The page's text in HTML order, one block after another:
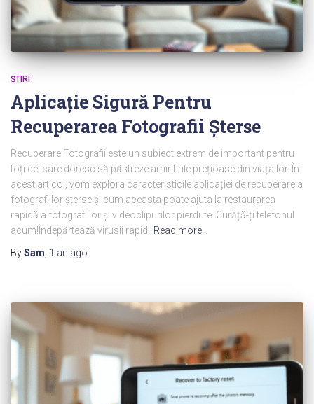
ŞTIRI
Aplicație Sigură Pentru
Recuperarea Fotografii Șterse
Recuperare Fotografii este un subiect extrem de important pentru
toți cei care doresc să păstreze amintirile prețioase din viața lor. În
acest articol, vom explora caracteristicile aplicației de recuperare a
fotografiilor șterse și cum aceasta poate ajuta la restaurarea
rapidă a fotografiilor și videoclipurilor pierdute. Curăță-ți telefonul
acum!Îndepărtează virusii rapid! Read more…
BySam 1 an ago